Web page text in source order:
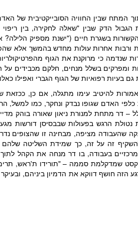
המתח שבין החוויה הסובייקטיבית של
הדק שבין "שאלה לחקירה, בין ריפוי
בשגרת חיים ("ישנת מספיק
ורבות אחרות עולות מחדש בהמשך אלא
שנדמה כי מרוקנת את הגוף
ומפרקים בשלל מנחים, חלקם מכבידים על
בעיות רפואיות של הגוף הגברי ואפילו
להיטיב עימו מתגלה, אם כן,
כלפי האדם שגופו נבדק ונחקר, כמו
דר מתחת למנורת ניאון שאורה בוהק
הרגש בפעולות שבבסיסן דורשות
שהעבודה מציפה, מבחינה זו שהצופים
זה על זה, כך שמידת השליטה שלהם
בעבודה, בו דר מנחה את הקהל לתוך
שמדקלמת סממה – "תורידו ת'ראש,
הזה חושף דווקא את הדמיון ביניהם,